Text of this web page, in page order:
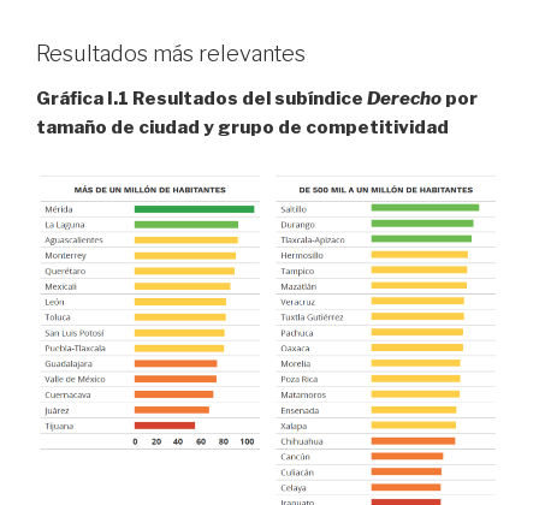
Resultados más relevantes
Gráfica I.1 Resultados del subíndice Derecho por
tamaño de ciudad y grupo de competitividad